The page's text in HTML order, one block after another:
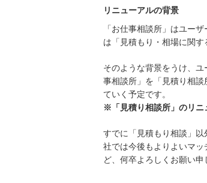
リニューアルの背景
「お仕事相談所」はユー
は「見積もり・相場に関す
そのような背景をうけ、
事相談所」を「見積り相
ていく予定です。
※「見積り相談所」のリニ
すでに「見積もり相談」
社では今後もよりよいマ
ど、何卒よろしくお願い申